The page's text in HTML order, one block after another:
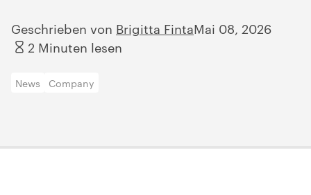
Geschrieben von Brigitta FintaMai 08, 2026
2 Minuten lesen
News Company